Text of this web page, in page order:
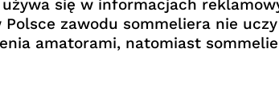
się w informacjach
zawodu sommeliera nie
amatorami, natomiast